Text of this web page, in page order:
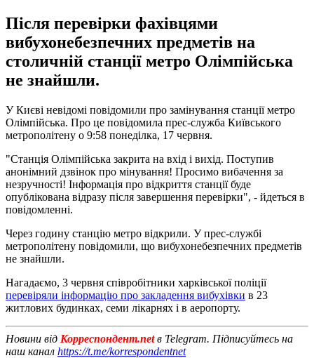
Після перевірки фахівцями
вибухонебезпечних предметів на
столичній станції метро Олімпійська
не знайшли.
У Києві невідомі повідомили про замінування станції метро
Олімпійська. Про це повідомила прес-служба Київського
метрополітену о 9:58 понеділка, 17 червня.
"Станція Олімпійська закрита на вхід і вихід. Поступив
анонімний дзвінок про мінування! Просимо вибачення за
незручності! Інформація про відкриття станції буде
опублікована відразу після завершення перевірки", - йдеться в
повідомленні.
Через годину станцію метро відкрили. У прес-службі
метрополітену повідомили, що вибухонебезпечних предметів
не знайшли.
Нагадаємо, 3 червня співробітники харківської поліції
перевіряли інформацію про закладення вибухівки в 23
житлових будинках, семи лікарнях і в аеропорту.
Новини від Корреспондент.netв Telegram. Підписуйтесь на
наш канал https://t.me/korrespondentnet